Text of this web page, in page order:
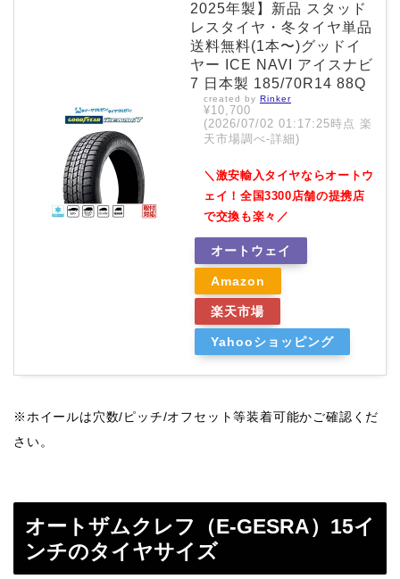
2025年製】新品 スタッド
レスタイヤ・冬タイヤ単品
送料無料(1本〜)グッドイ
ヤー ICE NAVI アイスナビ
7 日本製 185/70R14 88Q
created by Rinker
¥10,700
(2026/07/02 01:17:25時点 楽
天市場調べ-詳細)
＼激安輸入タイヤならオートウ
ェイ！全国3300店舗の提携店
で交換も楽々／
オートウェイ
Amazon
楽天市場
Yahooショッピング
※ホイールは穴数/ピッチ/オフセット等装着可能かご確認くだ
さい。
オートザムクレフ（E-GESRA）15イ
ンチのタイヤサイズ